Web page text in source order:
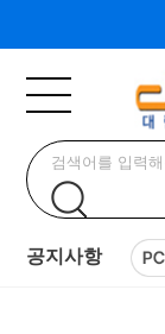
공지사항